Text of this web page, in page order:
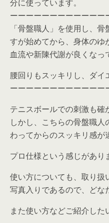
分に使っています。
ーーーーーーーーーーーー
「骨盤職人」を使用し、
すが始めてから、身体のゆ
血流や新陳代謝が良くなっ
腰回りもスッキリし、ダイ
ーーーーーーーーーーーー
テニスボールでの刺激も確
しかし、こちらの骨盤職
わってからのスッキリ感が
プロ仕様という感じがあり
使い方についても、取り
写真入りであるので、どな
また使い方などご紹介した